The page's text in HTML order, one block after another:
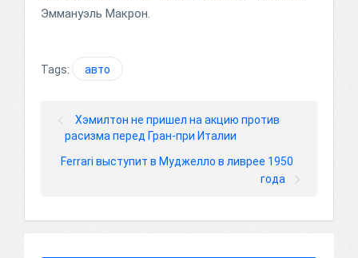
Эммануэль Макрон.
Tags: авто
Хэмилтон не пришел на акцию против
расизма перед Гран-при Италии
Ferrari выступит в Муджелло в ливрее 1950
года